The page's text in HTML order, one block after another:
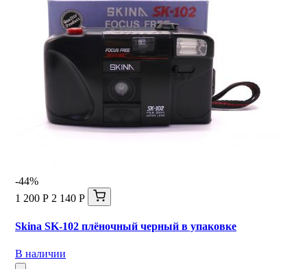
-44%
1 200 Р 2 140 Р
Skina SK-102 плёночный черный в упаковке
В наличии